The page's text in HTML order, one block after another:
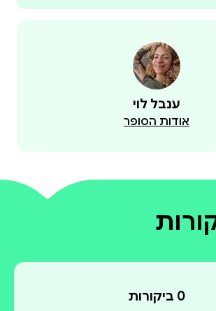
ענבל לוי
אודות הסופר
0 מתוך 5
0 ביקורות